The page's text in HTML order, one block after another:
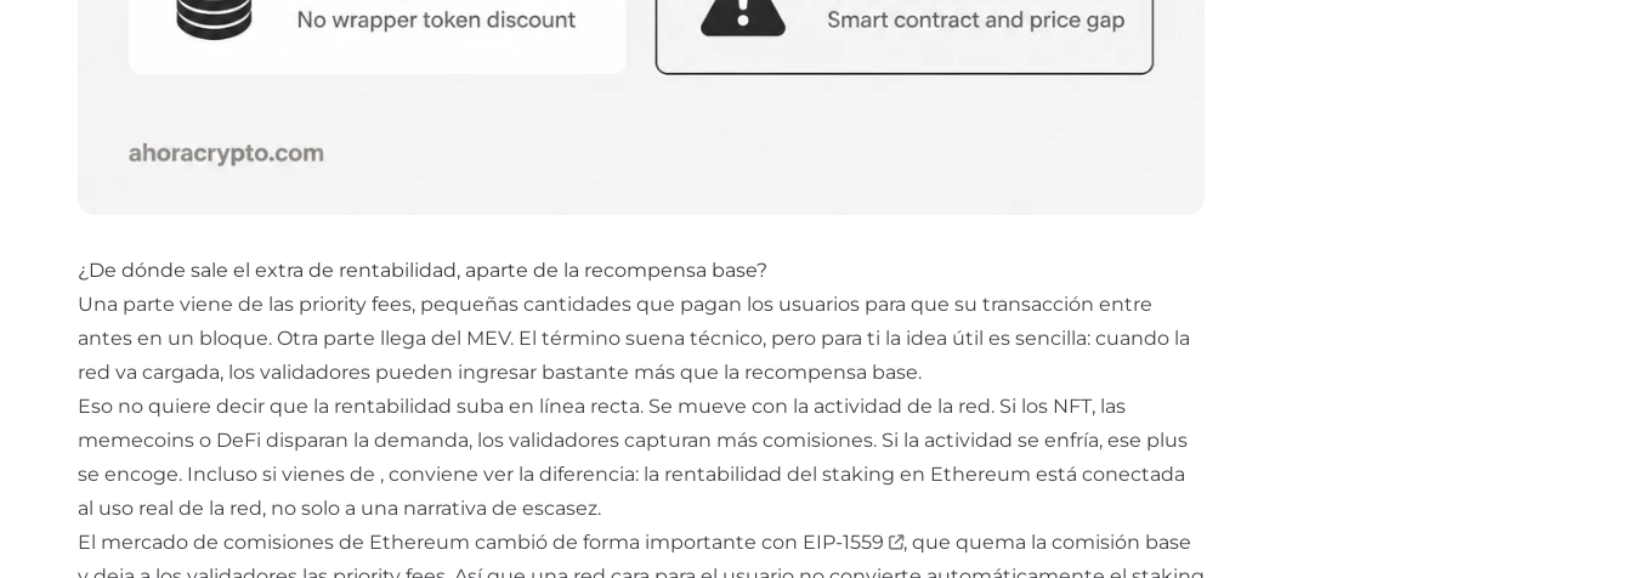
¿De dónde sale el extra de rentabilidad, aparte de la recompensa base?
Una parte viene de las priority fees, pequeñas cantidades que pagan los usuarios para que su transacción entre
antes en un bloque. Otra parte llega del MEV. El término suena técnico, pero para ti la idea útil es sencilla: cuando la
red va cargada, los validadores pueden ingresar bastante más que la recompensa base.
Eso no quiere decir que la rentabilidad suba en línea recta. Se mueve con la actividad de la red. Si los NFT, las
memecoins o DeFi disparan la demanda, los validadores capturan más comisiones. Si la actividad se enfría, ese plus
se encoge. Incluso si vienes de , conviene ver la diferencia: la rentabilidad del staking en Ethereum está conectada
al uso real de la red, no solo a una narrativa de escasez.
El mercado de comisiones de Ethereum cambió de forma importante con EIP-1559
, que quema la comisión base